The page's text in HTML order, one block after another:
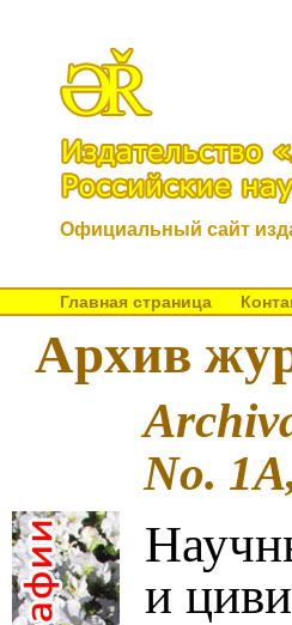
Официальный сайт
Главная страница
Архив
No.
и